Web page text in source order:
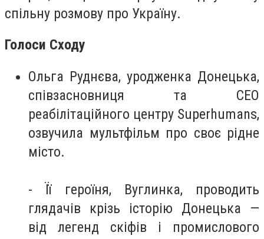
спільну розмову про Україну.
Голоси Сходу
Ольга Руднєва, уродженка Донецька,
співзасновниця та CEO
реабілітаційного центру Superhumans,
озвучила мультфільм про своє рідне
місто.
- Її героїня, Вуглинка, проводить
глядачів крізь історію Донецька —
від легенд скіфів і промислового